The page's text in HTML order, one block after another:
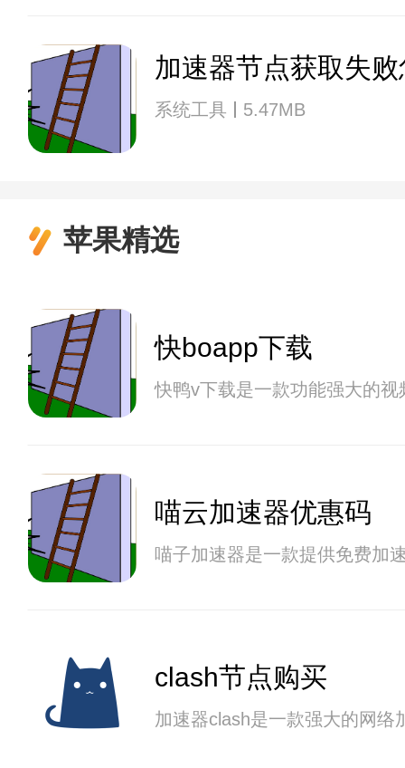
加速器节点获取失
系统工具 5.47MB
苹果精选
快boapp下载
快鸭v下载是一款功能强大的
喵云加速器优惠码
喵子加速器是一款提供免费加
clash节点购买
加速器clash是一款强大的网